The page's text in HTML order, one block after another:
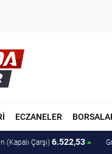
ECZANELER
(Kapalı Çarşı) 6.522,53